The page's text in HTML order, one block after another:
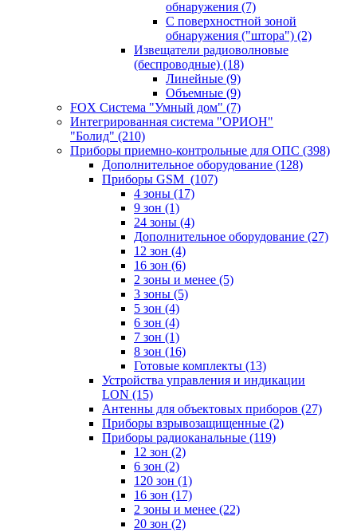
обнаружения (7)
С поверхностной зоной
обнаружения ("штора") (2)
Извещатели радиоволновые
(беспроводные) (18)
Линейные (9)
Объемные (9)
FOX Система "Умный дом" (7)
Интегрированная система "ОРИОН"
"Болид" (210)
Приборы приемно-контрольные для ОПС (398)
Дополнительное оборудование (128)
Приборы GSM (107)
4 зоны (17)
9 зон (1)
24 зоны (4)
Дополнительное оборудование (27)
12 зон (4)
16 зон (6)
2 зоны и менее (5)
3 зоны (5)
5 зон (4)
6 зон (4)
7 зон (1)
8 зон (16)
Готовые комплекты (13)
Устройства управления и индикации
LON (15)
Антенны для объектовых приборов (27)
Приборы взрывозащищенные (2)
Приборы радиоканальные (119)
12 зон (2)
6 зон (2)
120 зон (1)
16 зон (17)
2 зоны и менее (22)
20 зон (2)